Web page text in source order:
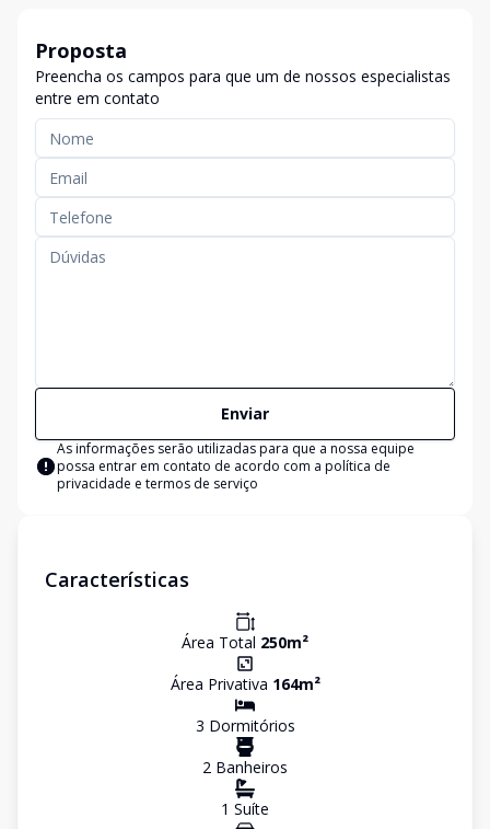
Proposta
Preencha os campos para que um de nossos especialistas
entre em contato
Enviar
As informações serão utilizadas para que a nossa equipe
possa entrar em contato de acordo com a política de
privacidade e termos de serviço
Características
Área Total 250m²
Área Privativa 164m²
3 Dormitórios
2 Banheiros
1 Suíte